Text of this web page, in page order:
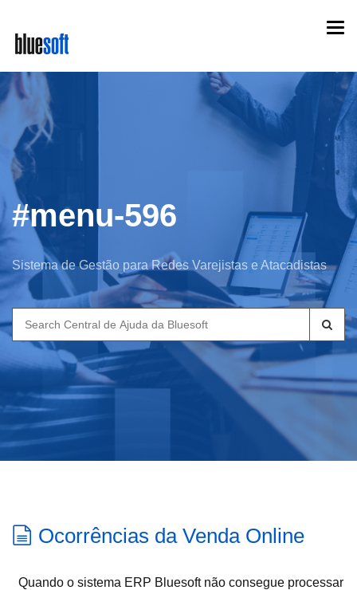
main
content
#menu-596
Sistema de Gestão para Redes Varejistas e Atacadistas
Search
for:
Ocorrências da Venda Online
Quando o sistema ERP Bluesoft não consegue processar